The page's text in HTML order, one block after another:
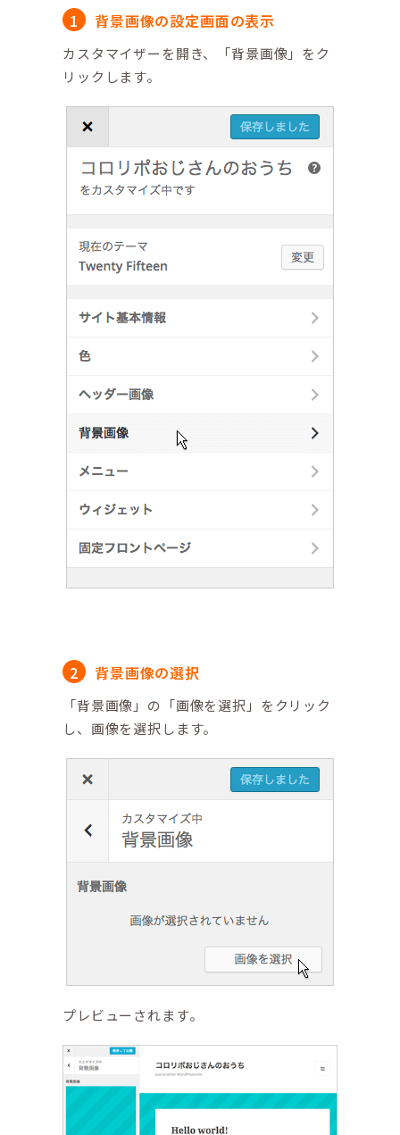
背景画像の設定画面の表示
カスタマイザーを開き、「背景画像」をク
リックします。
背景画像の選択
「背景画像」の「画像を選択」をクリック
し、画像を選択します。
プレビューされます。